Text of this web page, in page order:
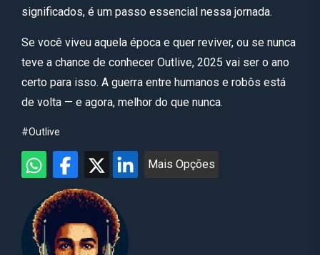
significados, é um passo essencial nessa jornada.
Se você viveu aquela época e quer reviver, ou se nunca
teve a chance de conhecer Outlive, 2025 vai ser o ano
certo para isso. A guerra entre humanos e robôs está
de volta — e agora, melhor do que nunca.
#Outlive
Mais Opções